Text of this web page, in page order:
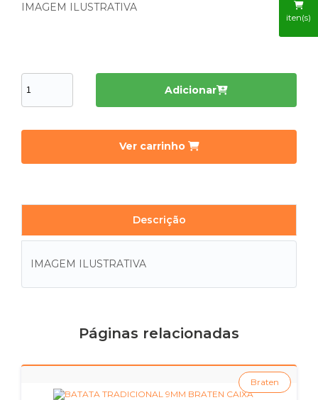
iten(s)
IMAGEM ILUSTRATIVA
Adicionar
Ver carrinho
Descrição
IMAGEM ILUSTRATIVA
Páginas relacionadas
Braten